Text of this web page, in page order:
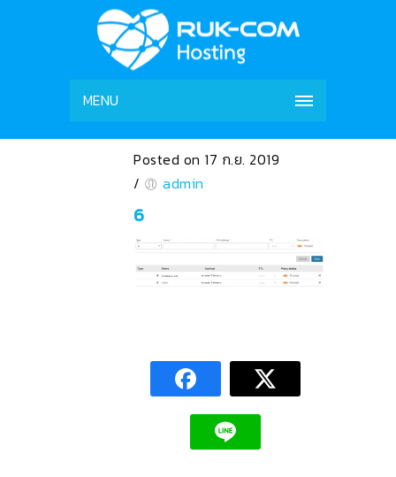
MENU
Posted on 17 ก.ย. 2019
/
admin
6